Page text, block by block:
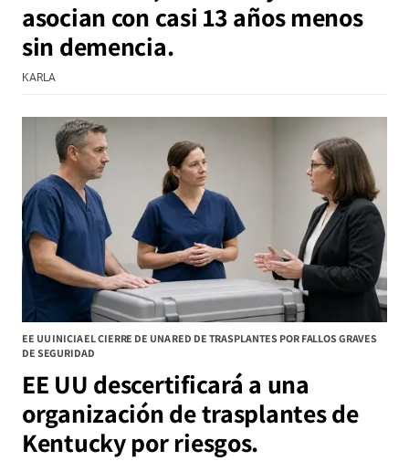
asocian con casi 13 años menos
sin demencia.
KARLA
EE UU INICIA EL CIERRE DE UNA RED DE TRASPLANTES POR FALLOS GRAVES
DE SEGURIDAD
EE UU descertificará a una
organización de trasplantes de
Kentucky por riesgos.